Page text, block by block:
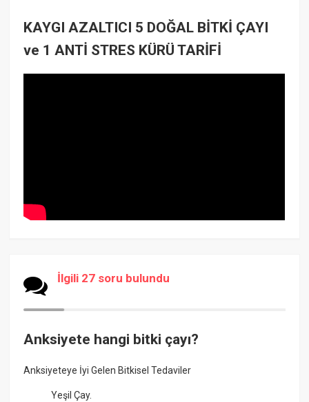
KAYGI AZALTICI 5 DOĞAL BİTKİ ÇAYI
ve 1 ANTİ STRES KÜRÜ TARİFİ
İlgili 27 soru bulundu
Anksiyete hangi bitki çayı?
Anksiyeteye İyi Gelen Bitkisel Tedaviler
Yeşil Çay.